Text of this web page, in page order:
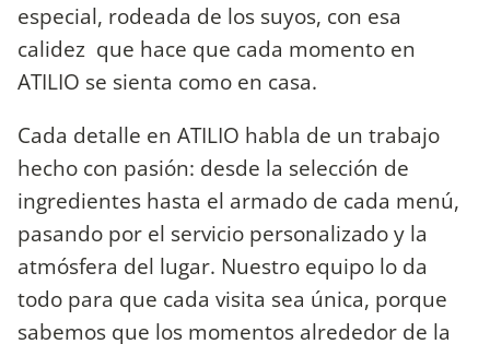
especial, rodeada de los suyos, con esa
calidez que hace que cada momento en
ATILIO se sienta como en casa.
Cada detalle en ATILIO habla de un trabajo
hecho con pasión: desde la selección de
ingredientes hasta el armado de cada menú,
pasando por el servicio personalizado y la
atmósfera del lugar. Nuestro equipo lo da
todo para que cada visita sea única, porque
sabemos que los momentos alrededor de la